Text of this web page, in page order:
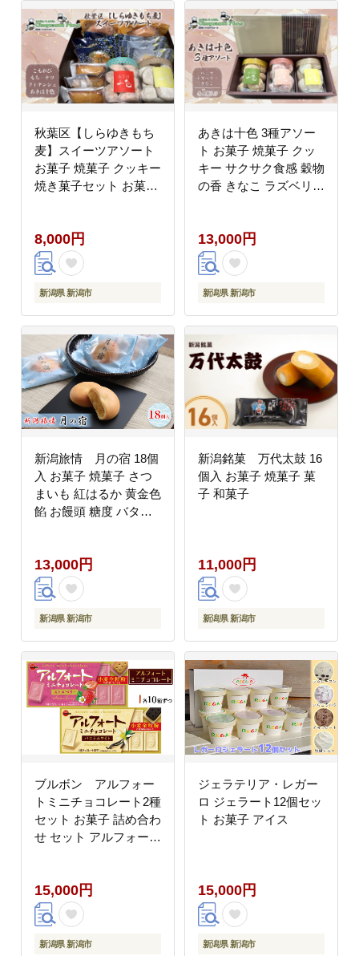
秋葉区【しらゆきもち
麦】スイーツアソート
お菓子 焼菓子 クッキー
焼き菓子セット お菓子
8,000円
新潟県 新潟市
あきは十色 3種アソー
ト お菓子 焼菓子 クッ
キー サクサク食感 穀物
の香 きなこ ラズベリー
13,000円
新潟県 新潟市
新潟旅情 月の宿 18個
入 お菓子 焼菓子 さつ
まいも 紅はるか 黄金色
餡 お饅頭 糖度 バター
13,000円
新潟県 新潟市
新潟銘菓 万代太鼓 16
個入 お菓子 焼菓子 菓
子 和菓子
11,000円
新潟県 新潟市
ブルボン アルフォー
トミニチョコレート2種
セット お菓子 詰め合わ
せ セット アルフォート
ョコレート 新潟
15,000円
新潟県 新潟市
ジェラテリア・レガー
ロ ジェラート12個セッ
ト お菓子 アイス
15,000円
新潟県 新潟市